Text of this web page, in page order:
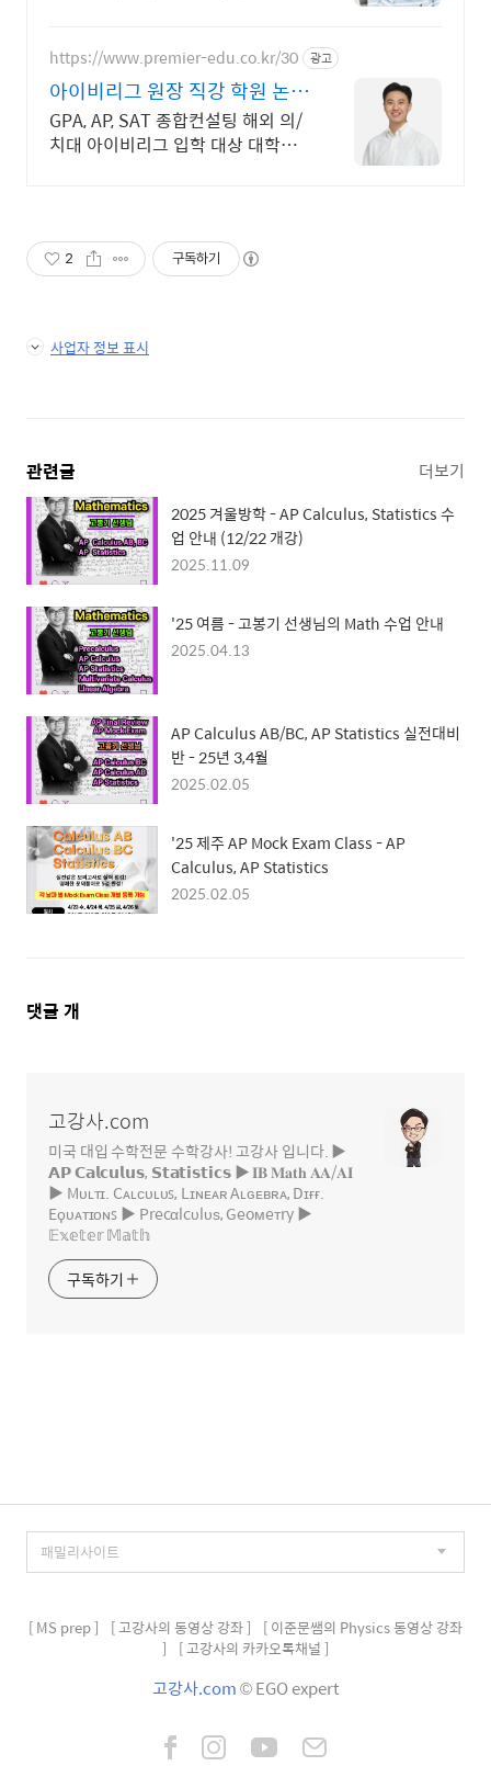
https://www.premier-edu.co.kr/30 광고
아이비리그 원장 직강 학원 논문
컨설팅, USACO 강의
GPA, AP, SAT 종합컨설팅 해외 의/
치대 아이비리그 입학 대상 대학생
2 구독하기
사업자 정보 표시
관련글 더보기
2025 겨울방학 - AP Calculus, Statistics 수
업 안내 (12/22 개강)
2025.11.09
'25 여름 - 고봉기 선생님의 Math 수업 안내
2025.04.13
AP Calculus AB/BC, AP Statistics 실전대비
반 - 25년 3,4월
2025.02.05
'25 제주 AP Mock Exam Class - AP
Calculus, AP Statistics
2025.02.05
댓
댓글 개
고강사.com
미국 대입 수학전문 수학강사! 고강사 입니다. ▶
𝗔𝗣 𝗖𝗮𝗹𝗰𝘂𝗹𝘂𝘀, 𝗦𝘁𝗮𝘁𝗶𝘀𝘁𝗶𝗰𝘀 ▶ 𝐈𝐁 𝐌𝐚𝐭𝐡 𝐀𝐀/𝐀𝐈
▶ Mᴜʟᴛɪ. Cᴀʟᴄᴜʟᴜꜱ, Lɪɴᴇᴀʀ Aʟɢᴇʙʀᴀ, Dɪғғ.
Eϙᴜᴀᴛɪᴏɴꜱ ▶ Precαlcυlυѕ, Geoмeтry ▶
𝔼𝕩𝕖𝕥𝕖𝕣 𝕄𝕒𝕥𝕙
구독하기
[ MS prep ] [ 고강사의 동영상 강좌 ]
[ 이준문쌤의 Physics 동영상 강좌
]
[ 고강사의 카카오톡채널 ]
고강사.com© EGO expert